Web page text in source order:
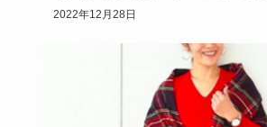
して寒い季節を…
2022年12月28日